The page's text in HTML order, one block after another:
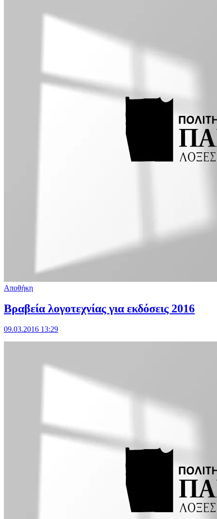
Αποθήκη
Βραβεία λογοτεχνίας για εκδόσεις 2016
09.03.2016 13:29